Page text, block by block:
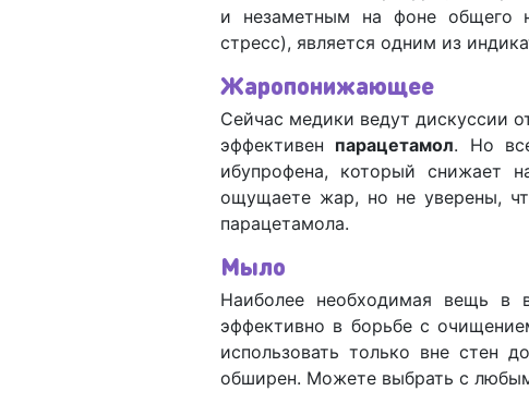
и незаметным на фоне общего
стресс), является одним из
Жаропонижающее
Сейчас медики ведут дискуссии
эффективен парацетамол. Но
ибупрофена, который снижает
ощущаете жар, но не уверены,
парацетамола.
Мыло
Наиболее необходимая вещь в
эффективно в борьбе с
использовать только вне стен
обширен. Можете выбрать с